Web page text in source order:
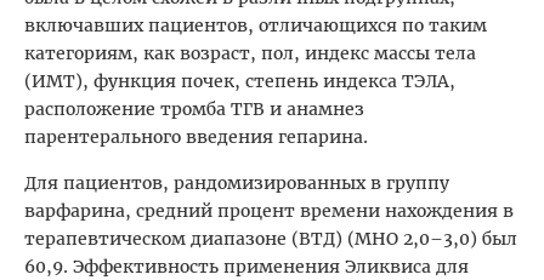
включавших пациентов, отличающихся по таким
категориям, как возраст, пол, индекс массы тела
(ИМТ), функция почек, степень индекса ТЭЛА,
расположение тромба ТГВ и анамнез
парентерального введения гепарина.
Для пациентов, рандомизированных в группу
варфарина, средний процент времени нахождения в
терапевтическом диапазоне (ВТД) (МНО 2,0–3,0) был
60,9. Эффективность применения Эликвиса для